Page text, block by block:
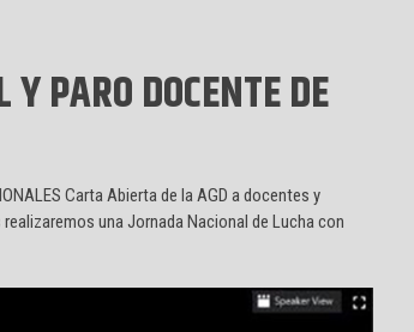
PARO DOCENTE DE
Carta Abierta de la AGD a docentes y
una Jornada Nacional de Lucha con